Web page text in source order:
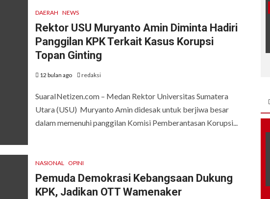
DAERAH NEWS
Rektor USU Muryanto Amin Diminta Hadiri
Panggilan KPK Terkait Kasus Korupsi
Topan Ginting
12 bulan ago redaksi
SuaraINetizen.com – Medan Rektor Universitas Sumatera
Utara (USU) Muryanto Amin didesak untuk berjiwa besar
dalam memenuhi panggilan Komisi Pemberantasan Korupsi...
NASIONAL OPINI
Pemuda Demokrasi Kebangsaan Dukung
KPK, Jadikan OTT Wamenaker